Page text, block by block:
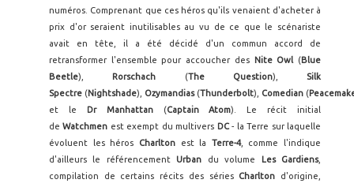
numéros. Comprenant que ces héros qu'ils venaient d'acheter à
prix d'or seraient inutilisables au vu de ce que le scénariste
avait en tête, il a été décidé d'un commun accord de
retransformer l'ensemble pour accoucher des
Nite Owl (Blue
Beetle), Rorschach (The Question), Silk
Spectre (Nightshade), Ozymandias(Thunderbolt), Comedian (
et le
Dr Manhattan(Captain Atom). Le récit initial
deWatchmen est exempt du multivers DC- la Terre sur laquelle
évoluent les héros Charltonest la Terre-4, comme l'indique
d'ailleurs le référencementUrban du volume Les Gardiens,
compilation de certains récits des séries Charlton d'origine,